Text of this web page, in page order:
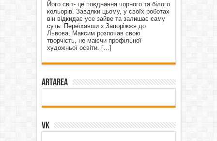
Його світ- це поєднання чорного та білого
кольорів. Завдяки цьому, у своїх роботах
він відкидає усе зайве та залишає саму
суть. Переїхавши з Запоріжжя до
Львова, Максим розпочав свою
творчість, не маючи профільної
художньої освіти. […]
ArtArea
VK